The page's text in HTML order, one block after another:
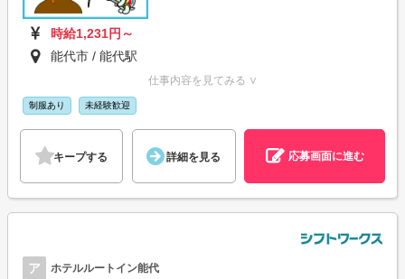
時給1,231円～
能代市 / 能代駅
仕事内容を見てみる ∨
制服あり 未経験歓迎
キープする 詳細を見る 応募画面に進む
ア ホテルルートイン能代